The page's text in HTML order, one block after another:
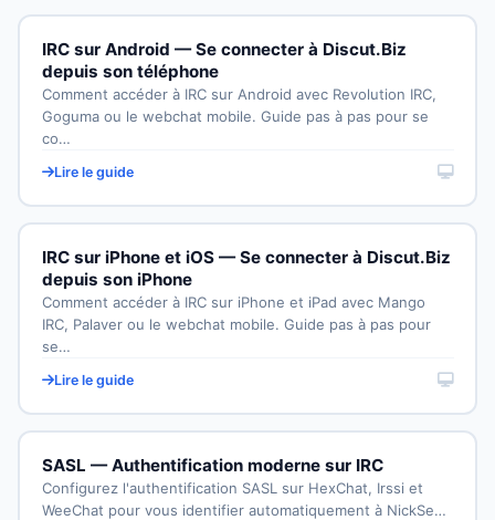
IRC sur Android — Se connecter à Discut.Biz
depuis son téléphone
Comment accéder à IRC sur Android avec Revolution IRC,
Goguma ou le webchat mobile. Guide pas à pas pour se
co…
Lire le guide
IRC sur iPhone et iOS — Se connecter à Discut.Biz
depuis son iPhone
Comment accéder à IRC sur iPhone et iPad avec Mango
IRC, Palaver ou le webchat mobile. Guide pas à pas pour
se…
Lire le guide
SASL — Authentification moderne sur IRC
Configurez l'authentification SASL sur HexChat, Irssi et
WeeChat pour vous identifier automatiquement à NickSe…